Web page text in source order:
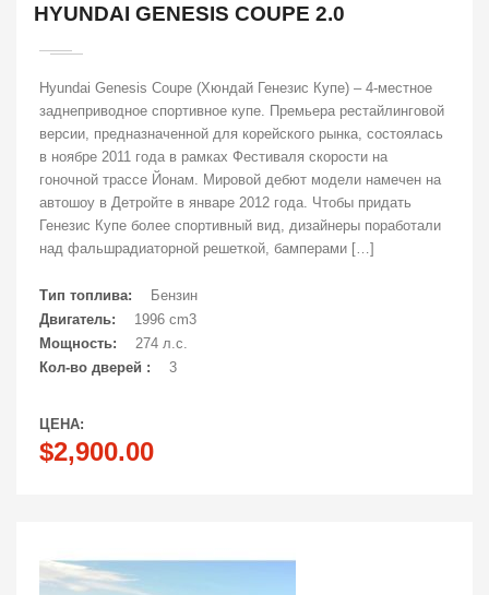
HYUNDAI GENESIS COUPE 2.0
Hyundai Genesis Coupe (Хюндай Генезис Купе) – 4-местное
заднеприводное спортивное купе. Премьера рестайлинговой
версии, предназначенной для корейского рынка, состоялась
в ноябре 2011 года в рамках Фестиваля скорости на
гоночной трассе Йонам. Мировой дебют модели намечен на
автошоу в Детройте в январе 2012 года. Чтобы придать
Генезис Купе более спортивный вид, дизайнеры поработали
над фальшрадиаторной решеткой, бамперами […]
Тип топлива:
Бензин
Двигатель:
1996 cm3
Мощность:
274 л.с.
Кол-во дверей :
3
ЦЕНА:
$2,900.00